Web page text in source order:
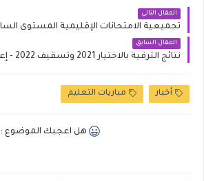
المقال التالي
المقال السابق
نتائج الترقية بالاختيار 2021 وتسقيف 2022 - إعدادي
أخبار مباريات التعليم
هل اعجبك الموضوع :